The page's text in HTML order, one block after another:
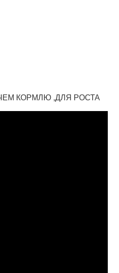
КОРМЛЮ ,ДЛЯ РОСТА